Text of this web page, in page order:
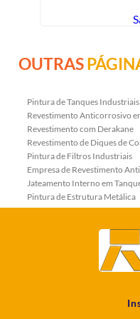
OUTRAS
Pintura de Tanques Industriais
Revestimento Anticorrosivo
Revestimento com Derakane
Revestimento de Diques de
Pintura de Filtros Industriais
Empresa de Revestimento
Jateamento Interno em
Pintura de Estrutura Metálica
Piso Epóxi Autonivelante
Revestimentos Anticorrosivos
Revestimentos em Tanques
Empresa Jateamento Abrasivo